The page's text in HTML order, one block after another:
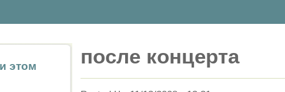
этом
после концерта